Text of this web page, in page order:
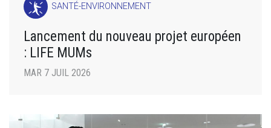
SANTÉ-ENVIRONNEMENT
Lancement du nouveau projet européen
: LIFE MUMs
MAR 7 JUIL 2026